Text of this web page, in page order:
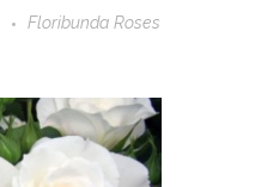
Floribunda Roses